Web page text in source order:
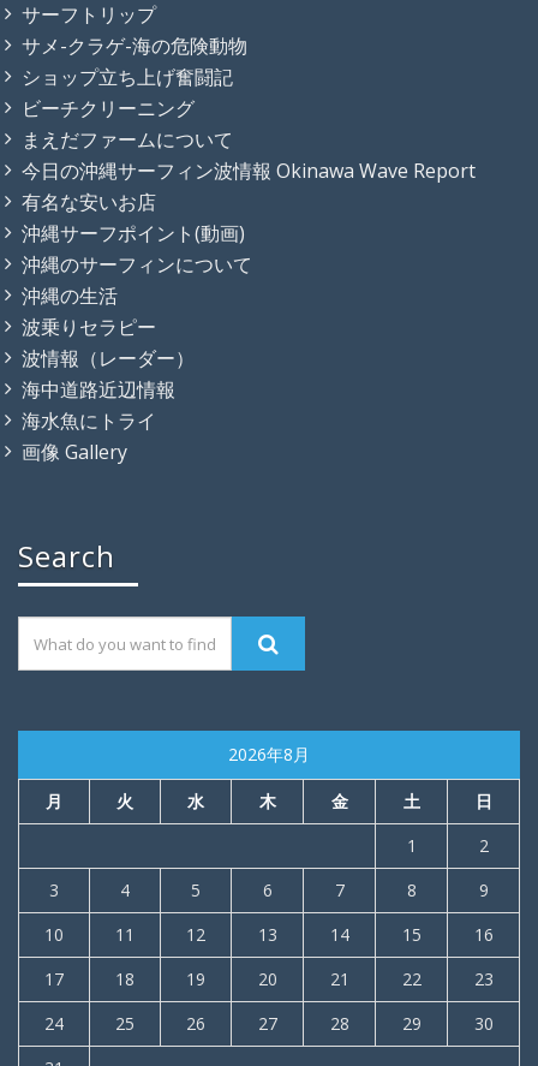
サーフトリップ
サメ-クラゲ-海の危険動物
ショップ立ち上げ奮闘記
ビーチクリーニング
まえだファームについて
今日の沖縄サーフィン波情報 Okinawa Wave Report
有名な安いお店
沖縄サーフポイント(動画)
沖縄のサーフィンについて
沖縄の生活
波乗りセラピー
波情報（レーダー）
海中道路近辺情報
海水魚にトライ
画像 Gallery
Search
2026年8月
月 火 水 木 金 土
日
1
2
3
4 5 6 7 8
9
10
11 12 13 14 15
16
17
18 19 20 21 22
23
24
25 26 27 28 29
30